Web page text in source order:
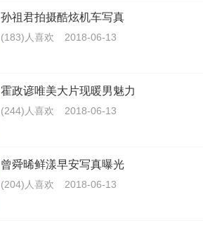
孙祖君拍摄酷炫机车写真
(183)人喜欢 2018-06-13
霍政谚唯美大片现暖男魅力
(244)人喜欢 2018-06-13
曾舜晞鲜漾早安写真曝光
(204)人喜欢 2018-06-13